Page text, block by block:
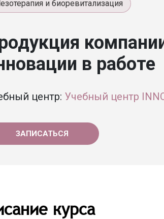
и биоревитализация
в работе
центр: Учебный центр
ЗАПИСАТЬСЯ
курса